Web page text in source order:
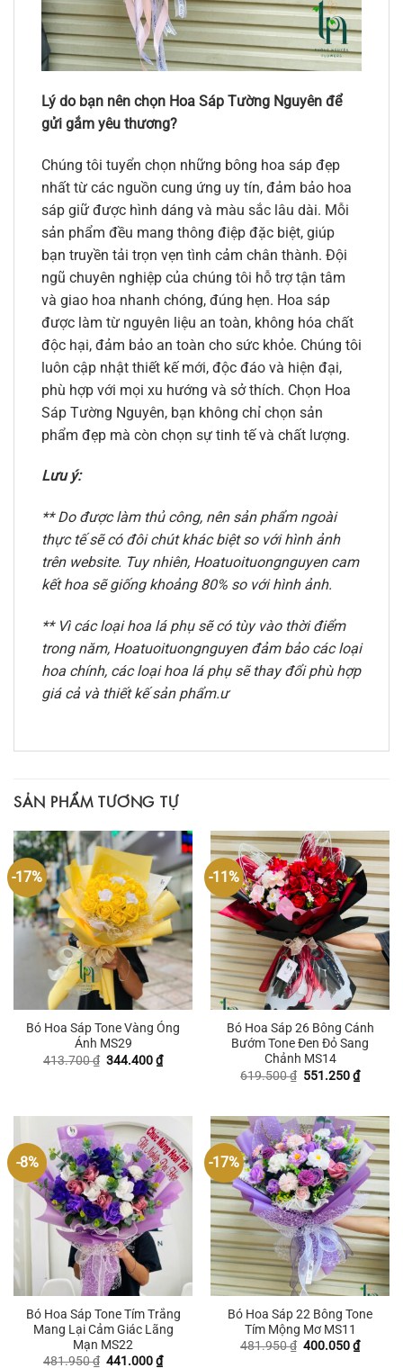
Lý do bạn nên chọn Hoa Sáp Tường Nguyên để
gửi gắm yêu thương?
Chúng tôi tuyển chọn những bông hoa sáp đẹp
nhất từ các nguồn cung ứng uy tín, đảm bảo hoa
sáp giữ được hình dáng và màu sắc lâu dài. Mỗi
sản phẩm đều mang thông điệp đặc biệt, giúp
bạn truyền tải trọn vẹn tình cảm chân thành. Đội
ngũ chuyên nghiệp của chúng tôi hỗ trợ tận tâm
và giao hoa nhanh chóng, đúng hẹn. Hoa sáp
được làm từ nguyên liệu an toàn, không hóa chất
độc hại, đảm bảo an toàn cho sức khỏe. Chúng tôi
luôn cập nhật thiết kế mới, độc đáo và hiện đại,
phù hợp với mọi xu hướng và sở thích. Chọn Hoa
Sáp Tường Nguyên, bạn không chỉ chọn sản
phẩm đẹp mà còn chọn sự tinh tế và chất lượng.
Lưu ý:
** Do được làm thủ công, nên sản phẩm ngoài
thực tế sẽ có đôi chút khác biệt so với hình ảnh
trên website. Tuy nhiên, Hoatuoituongnguyen cam
kết hoa sẽ giống khoảng 80% so với hình ảnh.
** Vì các loại hoa lá phụ sẽ có tùy vào thời điểm
trong năm, Hoatuoituongnguyen đảm bảo các loại
hoa chính, các loại hoa lá phụ sẽ thay đổi phù hợp
giá cả và thiết kế sản phẩm.ư
SẢN PHẨM TƯƠNG TỰ
-17%
Bó Hoa Sáp Tone Vàng Óng
Ánh MS29
413.700₫ Giá
344.400₫Giá
hiện
-11%
Bó Hoa Sáp 26 Bông Cánh
Bướm Tone Đen Đỏ Sang
Chảnh MS14
619.500₫ Giá
551.250₫Giá
hiện
-8%
Bó Hoa Sáp Tone Tím Trắng
Mang Lại Cảm Giác Lãng
Mạn MS22
481.950₫ Giá
441.000₫Giá
-17%
Bó Hoa Sáp 22 Bông Tone
Tím Mộng Mơ MS11
481.950₫ Giá
400.050₫Giá
hiện